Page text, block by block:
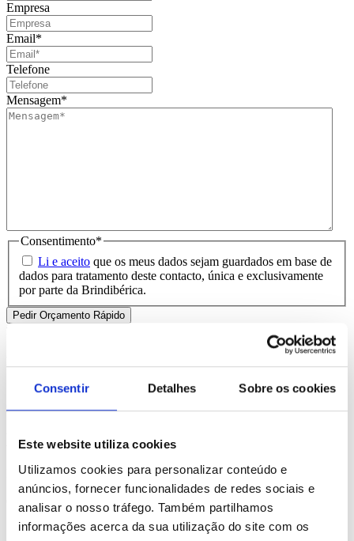
Consentir Detalhes Sobre os cookies
Este website utiliza cookies
Utilizamos cookies para personalizar conteúdo e
anúncios, fornecer funcionalidades de redes sociais e
analisar o nosso tráfego. Também partilhamos
informações acerca da sua utilização do site com os
Empresa
Email*
Telefone
Mensagem*
Consentimento*
Li e aceito que os meus dados sejam guardados em base de
dados para tratamento deste contacto, única e exclusivamente
por parte da Brindibérica.
Comprar
Kostova
REF. BI-PS-93439
0.84